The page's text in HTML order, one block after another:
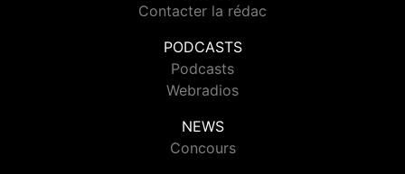
Contacter la rédac
PODCASTS
Podcasts
Webradios
NEWS
Concours